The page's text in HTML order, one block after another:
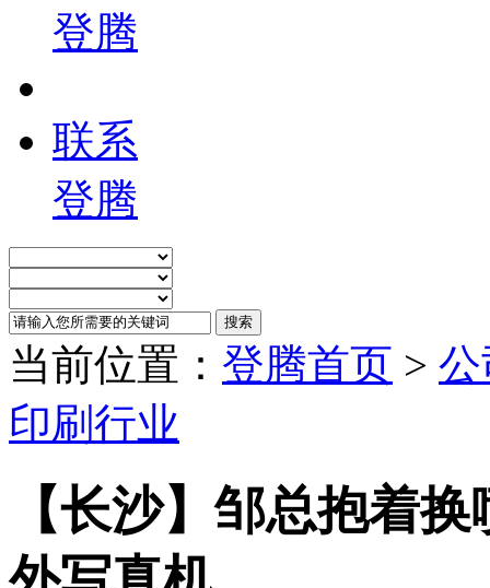
登腾
联系
登腾
当前位置： 登腾首页 >
印刷行业
【长沙】邹总抱着